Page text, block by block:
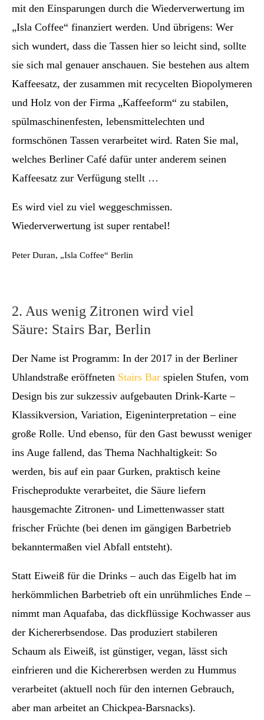
mit den Einsparungen durch die Wiederverwertung im
„Isla Coffee“ finanziert werden. Und übrigens: Wer
sich wundert, dass die Tassen hier so leicht sind, sollte
sie sich mal genauer anschauen. Sie bestehen aus altem
Kaffeesatz, der zusammen mit recycelten Biopolymeren
und Holz von der Firma „Kaffeeform“ zu stabilen,
spülmaschinenfesten, lebensmittelechten und
formschönen Tassen verarbeitet wird. Raten Sie mal,
welches Berliner Café dafür unter anderem seinen
Kaffeesatz zur Verfügung stellt …
Es wird viel zu viel weggeschmissen.
Wiederverwertung ist super rentabel!
Peter Duran, „Isla Coffee“ Berlin
2. Aus wenig Zitronen wird viel
Säure: Stairs Bar, Berlin
Der Name ist Programm: In der 2017 in der Berliner
Uhlandstraße eröffneten Stairs Bar spielen Stufen, vom
Design bis zur sukzessiv aufgebauten Drink-Karte –
Klassikversion, Variation, Eigeninterpretation – eine
große Rolle. Und ebenso, für den Gast bewusst weniger
ins Auge fallend, das Thema Nachhaltigkeit: So
werden, bis auf ein paar Gurken, praktisch keine
Frischeprodukte verarbeitet, die Säure liefern
hausgemachte Zitronen- und Limettenwasser statt
frischer Früchte (bei denen im gängigen Barbetrieb
bekanntermaßen viel Abfall entsteht).
Statt Eiweiß für die Drinks – auch das Eigelb hat im
herkömmlichen Barbetrieb oft ein unrühmliches Ende –
nimmt man Aquafaba, das dickflüssige Kochwasser aus
der Kichererbsendose. Das produziert stabileren
Schaum als Eiweiß, ist günstiger, vegan, lässt sich
einfrieren und die Kichererbsen werden zu Hummus
verarbeitet (aktuell noch für den internen Gebrauch,
aber man arbeitet an Chickpea-Barsnacks).